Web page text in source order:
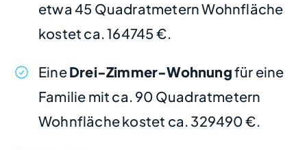
etwa 45 Quadratmetern Wohnfläche
kostet ca. 164745 €.
EineDrei-Zimmer-Wohnungfür eine
Familie mit ca. 90 Quadratmetern
Wohnfläche kostet ca. 329490 €.